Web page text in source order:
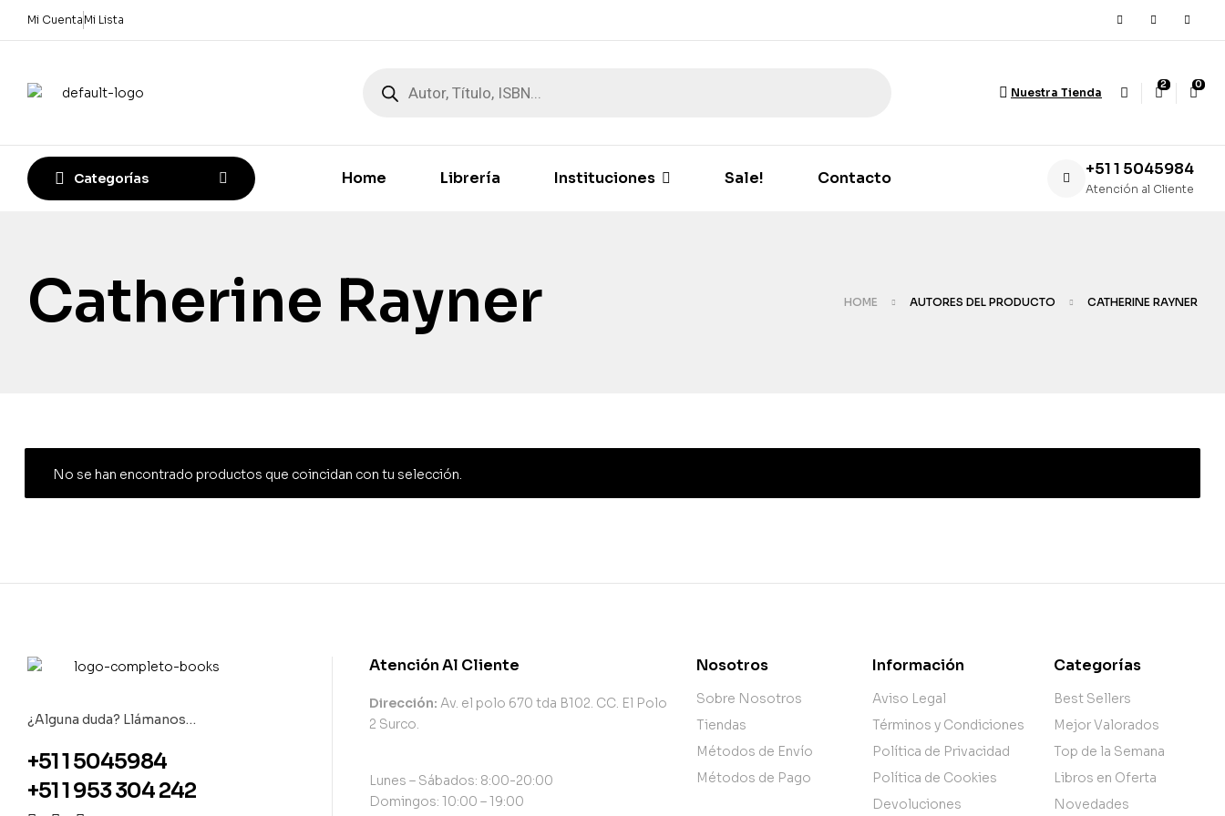
Mi Cuenta Mi Lista
Nuestra Tienda
2 0
Categorías Home Librería Instituciones Sale! Contacto +51 1 5045984
Atención al Cliente
Catherine Rayner HOME AUTORES DEL PRODUCTO CATHERINE RAYNER
No se han encontrado productos que coincidan con tu selección.
¿Alguna duda? Llámanos…
+51 1 5045984
+51 1 953 304 242
Atención Al Cliente
Dirección: Av. el polo 670 tda B102. CC. El Polo
2 Surco.
Lunes – Sábados: 8:00-20:00
Domingos: 10:00 – 19:00
Nosotros
Sobre Nosotros
Tiendas
Métodos de Envío
Métodos de Pago
Información
Aviso Legal
Términos y Condiciones
Política de Privacidad
Política de Cookies
Devoluciones
Categorías
Best Sellers
Mejor Valorados
Top de la Semana
Libros en Oferta
Novedades